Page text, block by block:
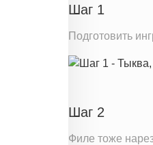
Шаг 1
Подготовить
Шаг 2
Филе тоже